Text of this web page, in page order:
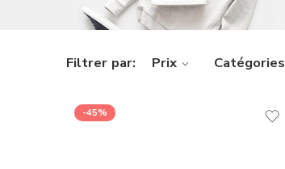
Filtrer par: Prix Catégories
-45%